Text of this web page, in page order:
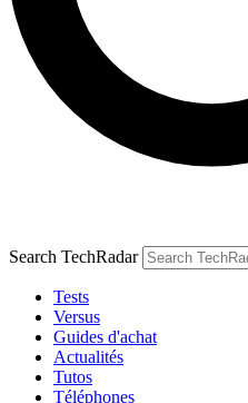
Search TechRadar
Tests
Versus
Guides d'achat
Actualités
Tutos
Téléphones